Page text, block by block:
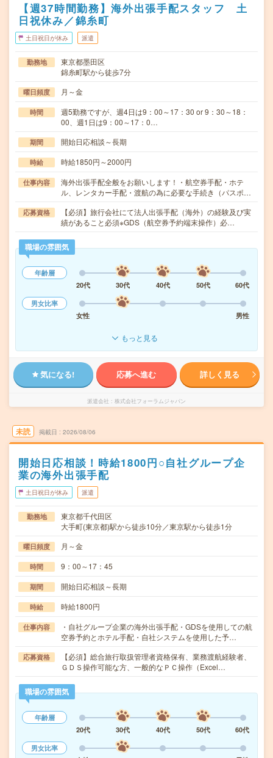
【週37時間勤務】海外出張手配スタッフ 土
日祝休み／錦糸町
土日祝日が休み 派遣
勤務地
東京都墨田区
錦糸町駅から徒歩7分
曜日頻度 月～金
時間
週5勤務ですが、週4日は9：00～17：30 or 9：30～18：
00、週1日は9：00～17：0…
期間 開始日応相談～長期
時給 時給1850円～2000円
仕事内容
海外出張手配全般をお願いします！・航空券手配・ホテ
ル、レンタカー手配・渡航の為に必要な手続き（パスポ…
応募資格
【必須】旅行会社にて法人出張手配（海外）の経験及び実
績があること必須※GDS（航空券予約端末操作）必…
職場の雰囲気
年齢層
20代
30代 40代 50代
60代
男女比率
女性
男性
もっと見る
気になる! 応募へ進む 詳しく見る
派遣会社 株式会社フォーラムジャパン
未読 掲載日 2026/08/06
開始日応相談！時給1800円○自社グループ企
業の海外出張手配
土日祝日が休み 派遣
勤務地
東京都千代田区
大手町(東京都)駅から徒歩10分／東京駅から徒歩1分
曜日頻度 月～金
時間 9：00～17：45
期間 開始日応相談～長期
時給 時給1800円
仕事内容
・自社グループ企業の海外出張手配・GDSを使用しての航
空券予約とホテル手配・自社システムを使用した予…
応募資格
【必須】総合旅行取扱管理者資格保有、業務渡航経験者、
ＧＤＳ操作可能な方、一般的なＰＣ操作（Excel…
職場の雰囲気
年齢層
20代
30代 40代 50代
60代
男女比率